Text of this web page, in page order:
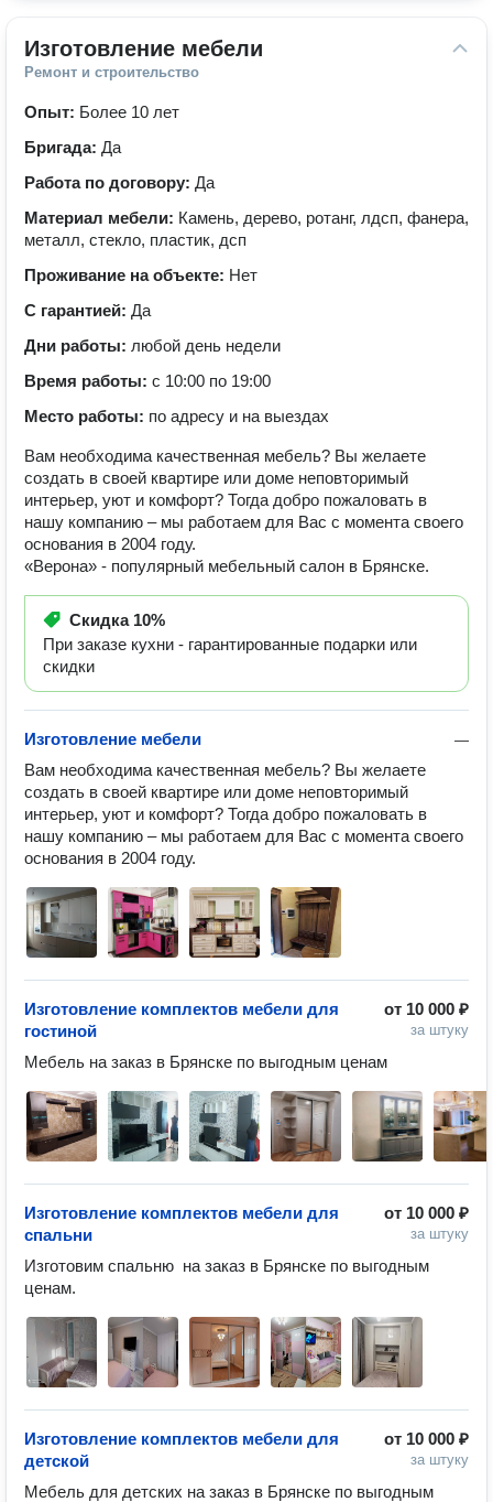
Изготовление мебели
Ремонт и строительство
Опыт: Более 10 лет
Бригада: Да
Работа по договору: Да
Материал мебели: Камень, дерево, ротанг, лдсп, фанера,
металл, стекло, пластик, дсп
Проживание на объекте: Нет
С гарантией: Да
Дни работы: любой день недели
Время работы: с 10:00 по 19:00
Место работы: по адресу и на выездах
Вам необходима качественная мебель? Вы желаете
создать в своей квартире или доме неповторимый
интерьер, уют и комфорт? Тогда добро пожаловать в
нашу компанию – мы работаем для Вас с момента своего
основания в 2004 году.
«Верона» - популярный мебельный салон в Брянске.
Скидка 10%
При заказе кухни - гарантированные подарки или
скидки
—
Изготовление мебели
Вам необходима качественная мебель? Вы желаете
создать в своей квартире или доме неповторимый
интерьер, уют и комфорт? Тогда добро пожаловать в
нашу компанию – мы работаем для Вас с момента своего
основания в 2004 году.
от 10 000 ₽
за штуку
Изготовление комплектов мебели для
гостиной
Мебель на заказ в Брянске по выгодным ценам
от 10 000 ₽
за штуку
Изготовление комплектов мебели для
спальни
Изготовим спальню  на заказ в Брянске по выгодным
от 10 000 ₽
за штуку
Изготовление комплектов мебели для
детской
Мебель для детских на заказ в Брянске по выгодным